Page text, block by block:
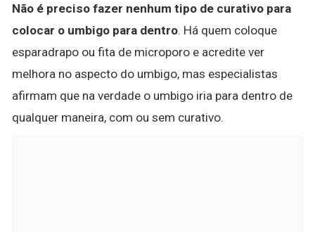
Não é preciso fazer nenhum tipo de curativo para
colocar o umbigo para dentro. Há quem coloque
esparadrapo ou fita de microporo e acredite ver
melhora no aspecto do umbigo, mas especialistas
afirmam que na verdade o umbigo iria para dentro de
qualquer maneira, com ou sem curativo.